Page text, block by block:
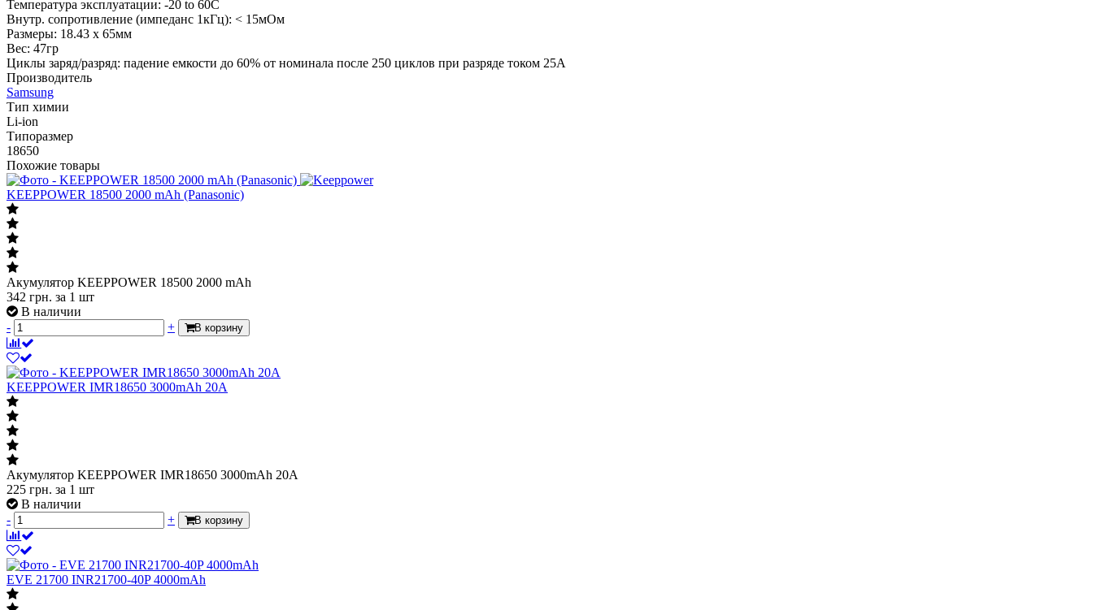
Температура эксплуатации: -20 to 60C
Внутр. сопротивление (импеданс 1кГц): < 15мОм
Размеры: 18.43 х 65мм
Вес: 47гр
Циклы заряд/разряд: падение емкости до 60% от номинала после 250 циклов при разряде током 25A
Производитель
Samsung
Тип химии
Li-ion
Типоразмер
18650
Похожие товары
KEEPPOWER 18500 2000 mAh (Panasonic)
Акумулятор KEEPPOWER 18500 2000 mAh
342 грн. за 1 шт
В наличии
-
+ В корзину
KEEPPOWER IMR18650 3000mAh 20A
Акумулятор KEEPPOWER IMR18650 3000mAh 20A
225 грн. за 1 шт
В наличии
-
+ В корзину
EVE 21700 INR21700-40P 4000mAh